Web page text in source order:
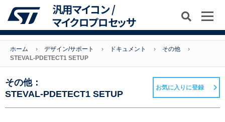
汎用マイコン /
マイクロプロセッサ
ホーム デザイン/サポート ドキュメント
その他
STEVAL-PDETECT1 SETUP
その他：
STEVAL-PDETECT1 SETUP
お気に入りに登録